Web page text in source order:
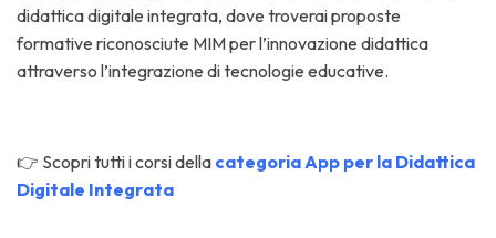
didattica digitale integrata, dove troverai proposte
formative riconosciute MIM per l’innovazione didattica
attraverso l’integrazione di tecnologie educative.
👉 Scopri tutti i corsi della categoria App per la Didattica
Digitale Integrata